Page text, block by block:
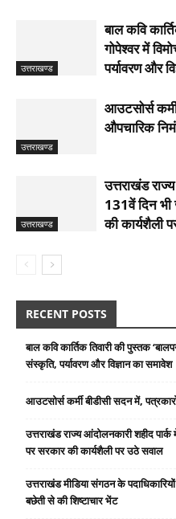
उत्तराखण्ड
बाल कवि
गोपेश्वर में
पर्यावरण और
उत्तराखण्ड
आउटसोर्स
औपचारिक
उत्तराखण्ड
उत्तराखंड
131वें दिन भी
की कार्यशैली
RECENT POSTS
बाल कवि कार्तिक तिवारी की पुस्तक
संस्कृति, पर्यावरण और विज्ञान का समावेश
आउटसोर्स कर्मी बीडीसी सदन में,
उत्तराखंड राज्य आंदोलनकारी शहीद
पर सरकार की कार्यशैली पर उठे सवाल
उत्तराखंड मीडिया संगठन के
बछेती से की शिष्टाचार भेंट